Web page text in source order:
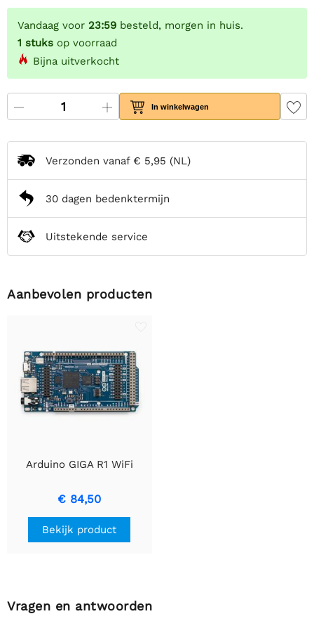
Vandaag voor 23:59 besteld, morgen in huis.
1 stuks op voorraad
Bijna uitverkocht
In winkelwagen
Verzonden vanaf € 5,95 (NL)
30 dagen bedenktermijn
Uitstekende service
Aanbevolen producten
Arduino GIGA R1 WiFi
€ 84,50
Bekijk product
Vragen en antwoorden